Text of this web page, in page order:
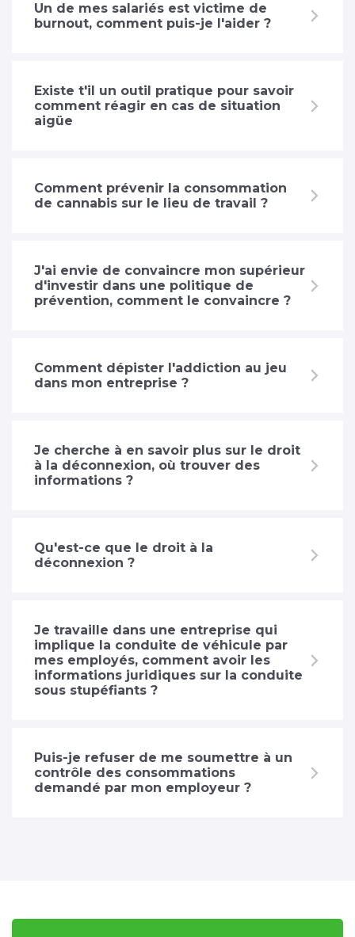
Un de mes salariés est victime de
burnout, comment puis-je l'aider ?
Existe t'il un outil pratique pour savoir
comment réagir en cas de situation
aigüe
Comment prévenir la consommation
de cannabis sur le lieu de travail ?
J'ai envie de convaincre mon supérieur
d'investir dans une politique de
prévention, comment le convaincre ?
Comment dépister l'addiction au jeu
dans mon entreprise ?
Je cherche à en savoir plus sur le droit
à la déconnexion, où trouver des
informations ?
Qu'est-ce que le droit à la
déconnexion ?
Je travaille dans une entreprise qui
implique la conduite de véhicule par
mes employés, comment avoir les
informations juridiques sur la conduite
sous stupéfiants ?
Puis-je refuser de me soumettre à un
contrôle des consommations
demandé par mon employeur ?